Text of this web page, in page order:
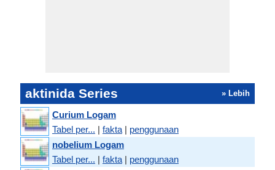
aktinida Series » Lebih
Curium Logam
Tabel per... | fakta | penggunaan
nobelium Logam
Tabel per... | fakta | penggunaan